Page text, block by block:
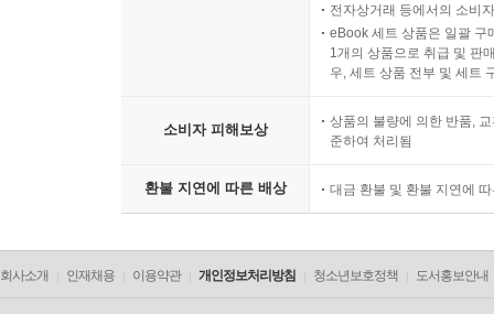
전자상거래 등에서의 소비
eBook 세트 상품은 일괄 구
1개의 상품으로 취급 및 판
우, 세트 상품 전부 및 세트
소비자 피해보상
상품의 불량에 의한 반품,
준하여 처리됨
환불 지연에 따른 배상 대금 환불 및 환불 지연에
회사소개 인재채용 이용약관 개인정보처리방침 청소년보호정책 도서홍보안내